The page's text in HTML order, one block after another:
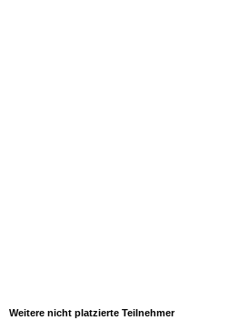
Weitere nicht platzierte Teilnehmer